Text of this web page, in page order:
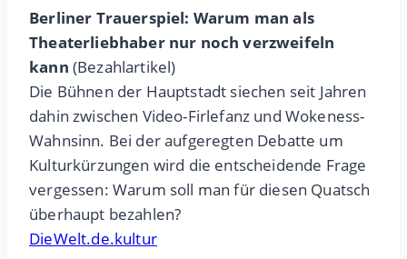
Berliner Trauerspiel: Warum man als
Theaterliebhaber nur noch verzweifeln
kann (Bezahlartikel)
Die Bühnen der Hauptstadt siechen seit Jahren
dahin zwischen Video-Firlefanz und Wokeness-
Wahnsinn. Bei der aufgeregten Debatte um
Kulturkürzungen wird die entscheidende Frage
vergessen: Warum soll man für diesen Quatsch
überhaupt bezahlen?
DieWelt.de.kultur